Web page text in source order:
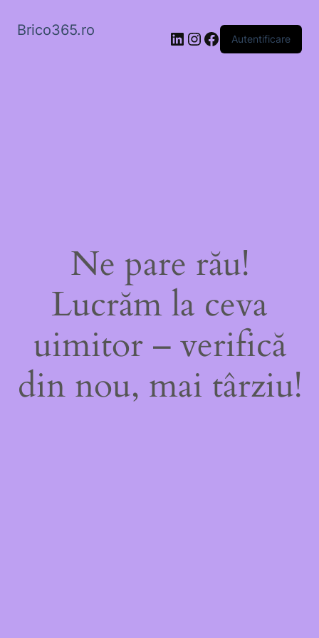
Brico365.ro LinkedIn
Instagram
Facebook
Autentificare
Ne pare rău!
Lucrăm la ceva
uimitor – verifică
din nou, mai târziu!